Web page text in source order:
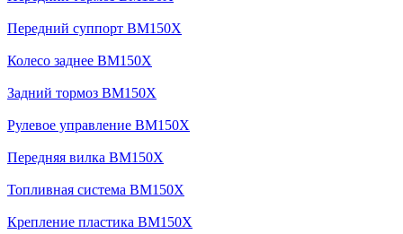
Передний суппорт BM150X
Колесо заднее BM150X
Задний тормоз BM150X
Рулевое управление BM150X
Передняя вилка BM150X
Топливная система BM150X
Крепление пластика BM150X